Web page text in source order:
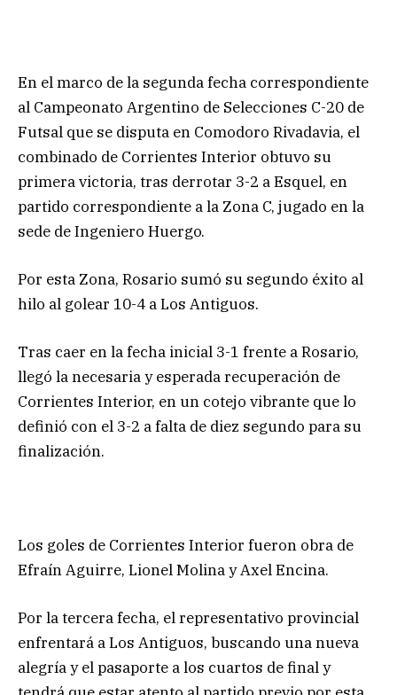
En el marco de la segunda fecha correspondiente
al Campeonato Argentino de Selecciones C-20 de
Futsal que se disputa en Comodoro Rivadavia, el
combinado de Corrientes Interior obtuvo su
primera victoria, tras derrotar 3-2 a Esquel, en
partido correspondiente a la Zona C, jugado en la
sede de Ingeniero Huergo.
Por esta Zona, Rosario sumó su segundo éxito al
hilo al golear 10-4 a Los Antiguos.
Tras caer en la fecha inicial 3-1 frente a Rosario,
llegó la necesaria y esperada recuperación de
Corrientes Interior, en un cotejo vibrante que lo
definió con el 3-2 a falta de diez segundo para su
finalización.
Los goles de Corrientes Interior fueron obra de
Efraín Aguirre, Lionel Molina y Axel Encina.
Por la tercera fecha, el representativo provincial
enfrentará a Los Antiguos, buscando una nueva
alegría y el pasaporte a los cuartos de final y